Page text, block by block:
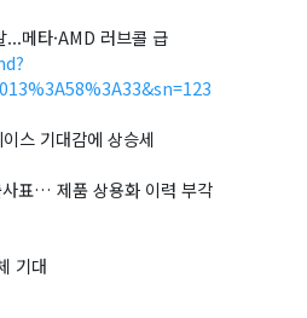
메타·AMD 러브콜 급
스 기대감에 상승세
표… 제품 상용화 이력 부각
기대